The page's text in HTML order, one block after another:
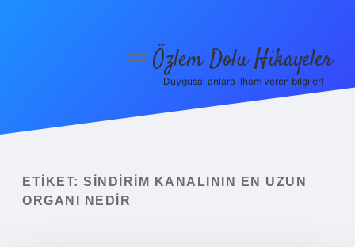
Yasal Uyarı
menüyüÖzlem Dolu Hikayeler
Duygusal anlara ilham veren bilgiler!
ETIKET: SINDIRIM KANALININ EN UZUN
ORGANI NEDIR